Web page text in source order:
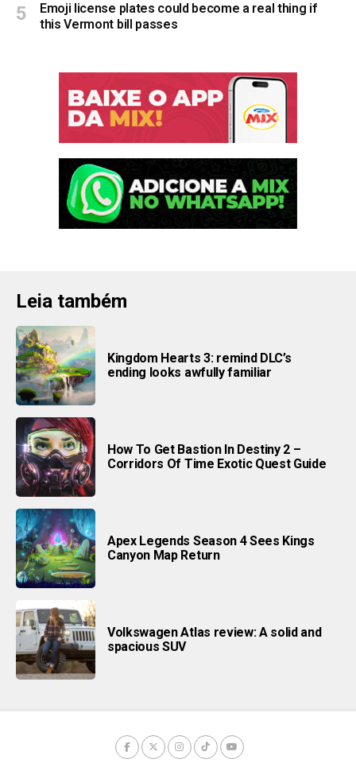
Emoji license plates could become a real thing if
this Vermont bill passes
Leia também
Kingdom Hearts 3: remind DLC’s
ending looks awfully familiar
How To Get Bastion In Destiny 2 –
Corridors Of Time Exotic Quest Guide
Apex Legends Season 4 Sees Kings
Canyon Map Return
Volkswagen Atlas review: A solid and
spacious SUV